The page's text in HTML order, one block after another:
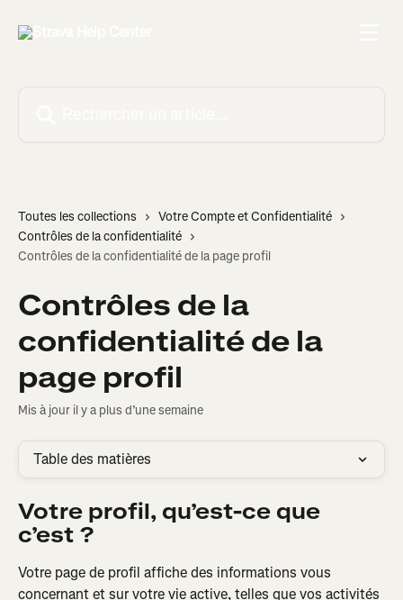
Toutes les collections
Votre Compte et Confidentialité
Contrôles de la confidentialité
Contrôles de la confidentialité de la page profil
Contrôles de la
confidentialité de la
page profil
Mis à jour il y a plus d’une semaine
Table des matières
Votre profil, qu’est-ce que
c’est ?
Votre page de profil affiche des informations vous
concernant et sur votre vie active, telles que vos activités